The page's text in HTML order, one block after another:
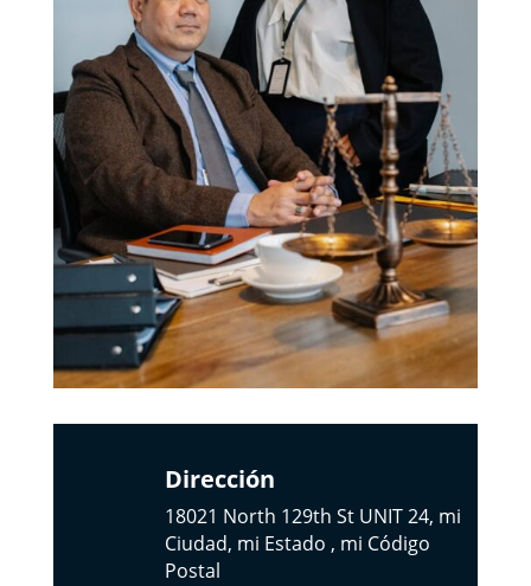
Dirección
18021 North 129th St UNIT 24, mi
Ciudad, mi Estado , mi Código
Postal